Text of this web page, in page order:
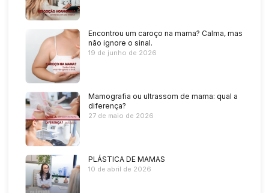
Encontrou um caroço na mama? Calma, mas
não ignore o sinal.
19 de junho de 2026
Mamografia ou ultrassom de mama: qual a
diferença?
27 de maio de 2026
PLÁSTICA DE MAMAS
10 de abril de 2026